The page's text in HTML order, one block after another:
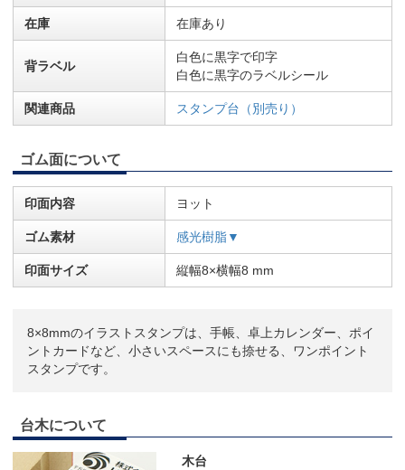
在庫 在庫あり
背ラベル
白色に黒字で印字
白色に黒字のラベルシール
関連商品 スタンプ台（別売り）
ゴム面について
印面内容 ヨット
ゴム素材 感光樹脂▼
印面サイズ 縦幅8×横幅8 mm
8×8mmのイラストスタンプは、手帳、卓上カレンダー、ポイ
ントカードなど、小さいスペースにも捺せる、ワンポイント
スタンプです。
台木について
木台